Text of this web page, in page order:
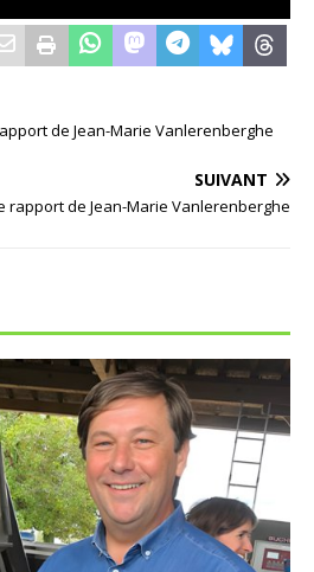
de Jean-Marie Vanlerenberghe
SUIVANT
rapport de Jean-Marie Vanlerenberghe